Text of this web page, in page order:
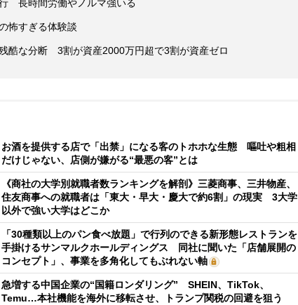
長時間労働やノルマ強いる
怖すぎる体験談
酷な分断 3割が資産2000万円超で3割が資産ゼロ
お酒を提供する店で「出禁」になる客のトホホな生態 嘔吐や粗相
だけじゃない、店側が嫌がる“最悪の客”とは
《商社の大学別就職者数ランキングを解剖》三菱商事、三井物産、
住友商事への就職者は「東大・早大・慶大で約6割」の現実 3大学
以外で強い大学はどこか
「30種類以上のパン食べ放題」で行列のできる新形態レストランを
手掛けるサンマルクホールディングス 同社に聞いた「店舗展開の
コンセプト」、事業を多角化してもぶれない軸
急増する中国企業の“国籍ロンダリング” SHEIN、TikTok、
Temu…本社機能を海外に移転させ、トランプ関税の回避を狙う